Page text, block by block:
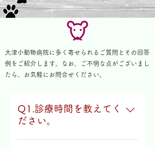
大津小動物病院に多く寄せられるご質問とその回答
例をご紹介します。なお、ご不明な点がございまし
たら、お気軽にお問合せください。
Q1.診療時間を教えてく
ださい。
平日は、午前は9：00～12：